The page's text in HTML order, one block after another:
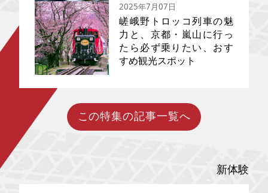
グ。さらに『ちはやふる』『バ
ジリスク 〜甲賀忍法帖〜』『け
いおん！』など、滋賀ゆかりの
アニメ聖地にも立ち寄り、電動
モビリティで巡る自転車旅を満
喫。温泉・グルメ情報も網羅し
近年主流になりつつあるEVカ
ー。レンタカー市場でも導入が
利用する人が増えているのだと
か。 EVレンタカーは果たしてお
得なのか……気になる充電方法や
2025年7月07日
嵯峨野トロッコ列車の魅
力と、京都・嵐山に行っ
たら必ず乗りたい、おす
すめ観光スポット
歴史ある神社仏閣、美しい世界
遺産や日本らしい街並み…たく
は渡月橋や竹林など、四季折々
の絶景が楽しめるほか、飲食店
や写真映えするカフェ、土産物
この特集の記事一覧へ
新体験